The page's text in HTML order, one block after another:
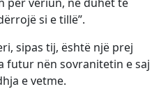
si e tillë”.
sipas tij, është një prej
futur nën sovranitetin e saj
e vetme.